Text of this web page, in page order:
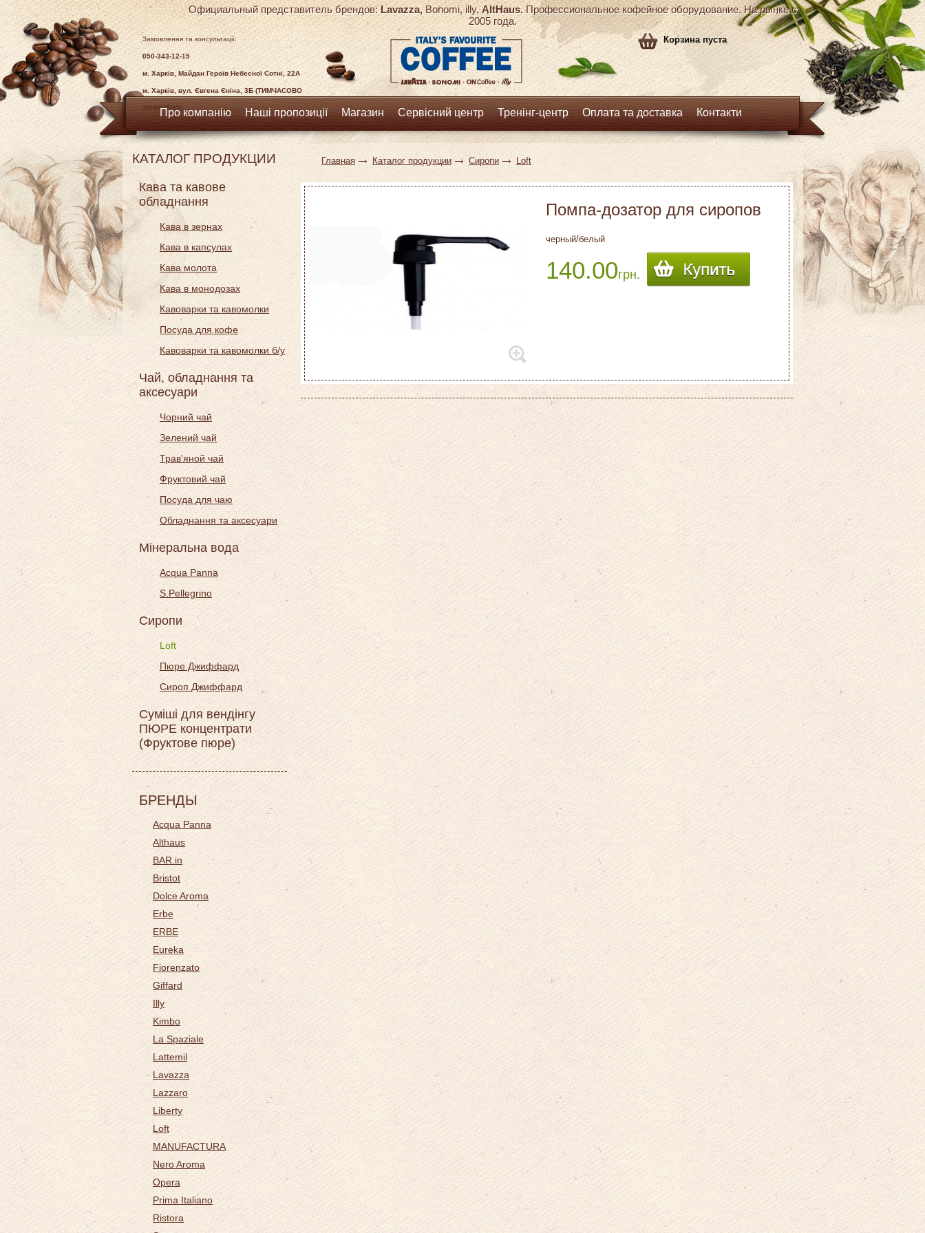
Официальный представитель брендов:Lavazza,Bonomi, illy,AltHaus.Профессиональное кофейное оборудование. На рынке с
2005 года.
Замовлення та консультації:
050-343-12-15
м. Харків, Майдан Героїв Небесної Сотні, 22А
м. Харків, вул. Євгена Єніна, 3Б (ТИМЧАСОВО
ЗАЧИНЕНО)
Корзина пуста
Про компанію Наші пропозиції Магазин Сервісний центр Тренінг-центр Оплата та доставка Контакти
КАТАЛОГ ПРОДУКЦИИ
Кава та кавове
обладнання
Кава в зернах
Кава в капсулах
Кава молота
Кава в монодозах
Кавоварки та кавомолки
Посуда для кофе
Кавоварки та кавомолки б/у
Чай, обладнання та
аксесуари
Чорний чай
Зелений чай
Трав'яной чай
Фруктовий чай
Посуда для чаю
Обладнання та аксесуари
Мінеральна вода
Acqua Panna
S.Pellegrino
Сиропи
Loft
Пюре Джиффард
Сироп Джиффард
Суміші для вендінгу
ПЮРЕ концентрати
(Фруктове пюре)
БРЕНДЫ
Acqua Panna
Althaus
BAR.in
Bristot
Dolce Aroma
Erbe
ERBE
Eureka
Fiorenzato
Giffard
Illy
Kimbo
La Spaziale
Lattemil
Lavazza
Lazzaro
Liberty
Loft
MANUFACTURA
Nero Aroma
Opera
Prima Italiano
Ristora
Главная Каталог продукции Сиропи Loft
Помпа-дозатор для сиропов
черный/белый
140.00грн.